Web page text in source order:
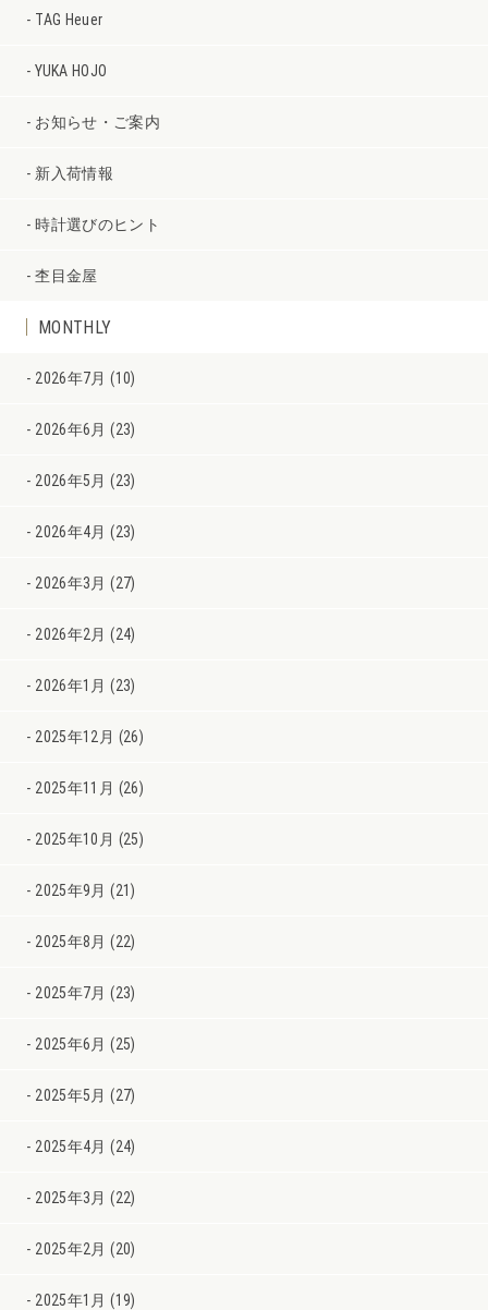
TAG Heuer
YUKA HOJO
お知らせ・ご案内
新入荷情報
時計選びのヒント
杢目金屋
MONTHLY
2026年7月 (10)
2026年6月 (23)
2026年5月 (23)
2026年4月 (23)
2026年3月 (27)
2026年2月 (24)
2026年1月 (23)
2025年12月 (26)
2025年11月 (26)
2025年10月 (25)
2025年9月 (21)
2025年8月 (22)
2025年7月 (23)
2025年6月 (25)
2025年5月 (27)
2025年4月 (24)
2025年3月 (22)
2025年2月 (20)
2025年1月 (19)